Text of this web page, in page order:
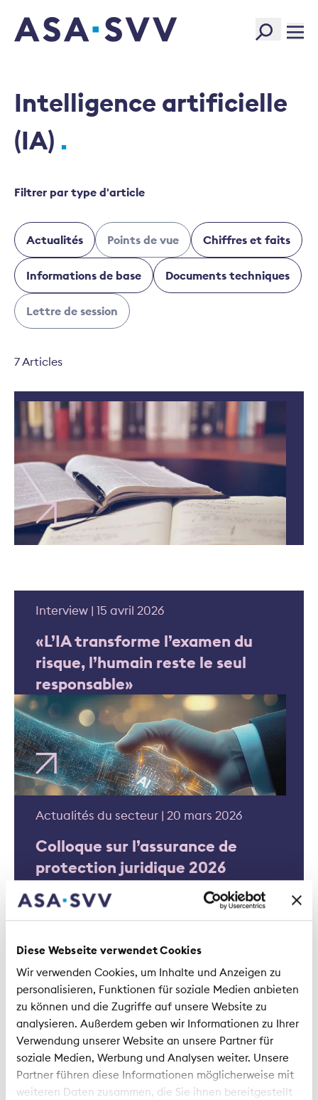
Diese Webseite verwendet Cookies
Wir verwenden Cookies, um Inhalte und Anzeigen zu
personalisieren, Funktionen für soziale Medien anbieten
zu können und die Zugriffe auf unsere Website zu
analysieren. Außerdem geben wir Informationen zu Ihrer
Verwendung unserer Website an unsere Partner für
soziale Medien, Werbung und Analysen weiter. Unsere
Partner führen diese Informationen möglicherweise mit
weiteren Daten zusammen, die Sie ihnen bereitgestellt
SVV Logo
Intelligence artificielle
(IA)
Filtrer par type d'article
Actualités Points de vue Chiffres et faits
Informations de base Documents techniques
Lettre de session
7 Articles
Étude | 16 juin 2026
Les compétences de demain:
une étude pointe les
nouvelles attentes en
assurance
Interview | 15 avril 2026
«L’IA transforme l’examen du
risque, l’humain reste le seul
responsable»
Actualités du secteur | 20 mars 2026
Colloque sur l’assurance de
protection juridique 2026
Interview | 31 octobre 2023
Faut-il de nouvelles règles pour
l'intelligence artificielle dans
l'assurance?